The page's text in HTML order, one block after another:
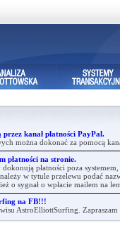
kanał płatności PayPal.
można dokonać za pomocą
płatności na stronie.
płatności poza
w tytule przelewu podać
o sygnał o wpłacie mailem na
na FB!!!
AstroElliottSurfing.